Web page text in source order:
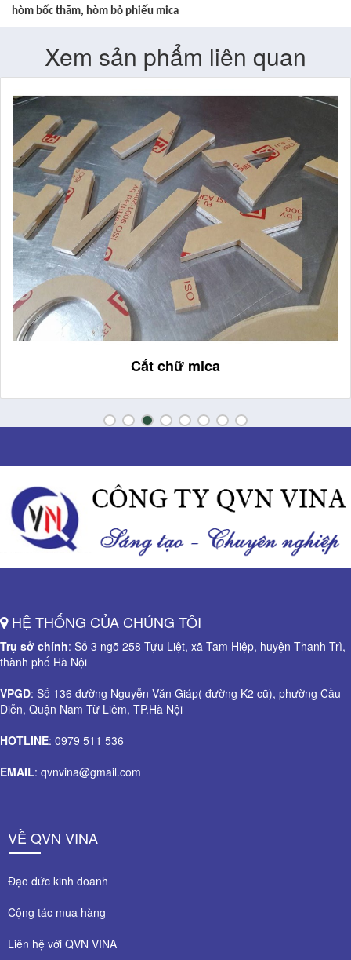
hòm bốc thăm, hòm bỏ phiếu mica
Xem sản phẩm liên quan
Cắt chữ mica
HỆ THỐNG CỦA CHÚNG TÔI
Trụ sở chính: Số 3 ngõ 258 Tựu Liệt, xã Tam Hiệp, huyện Thanh Trì,
thành phố Hà Nội
VPGD: Số 136 đường Nguyễn Văn Giáp( đường K2 cũ), phường Cầu
Diễn, Quận Nam Từ Liêm, TP.Hà Nội
HOTLINE: 0979 511 536
EMAIL: qvnvina@gmail.com
VỀ QVN VINA
Đạo đức kinh doanh
Cộng tác mua hàng
Liên hệ với QVN VINA